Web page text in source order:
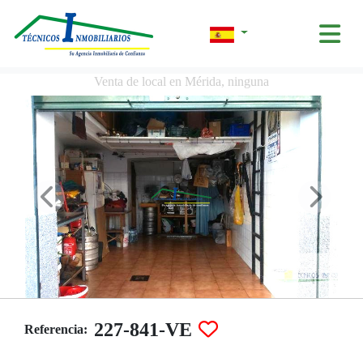
Venta de local en Mérida, ninguna
Referencia: 227-841-VE